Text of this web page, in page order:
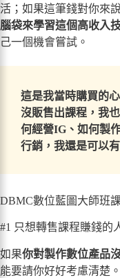
活；如果這筆錢對你來
腦袋來學習這個高收入
己一個機會嘗試。
這是我當時購買的
沒販售出課程，我
何經營IG、如何製
行銷，我還是可以
DBMC數位藍圖大師班
#1 只想轉售課程賺錢的
如果你對製作數位產品
能要請你好好考慮清楚。